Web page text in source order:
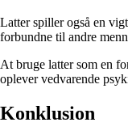
Latter spiller også en
forbundne til andre
At bruge latter som en
oplever vedvarende
Konklusion